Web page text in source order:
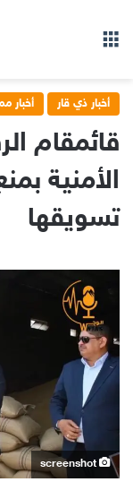
أخبار ذي قار أخبار
قائمقام
الأمنية
تسويقها